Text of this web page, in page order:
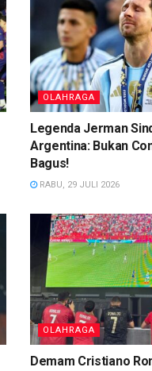
OLAHRAGA
Legenda Jerman
Argentina: Bukan
Bagus!
RABU, 29 JULI 2026
OLAHRAGA
Demam Cristiano